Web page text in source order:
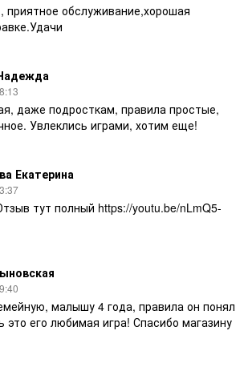
приятное обслуживание,хорошая
даже подросткам, правила простые,
Увлеклись играми, хотим еще!
Екатерина
тут полный https://youtu.be/nLmQ5-
малышу 4 года, правила он понял
это его любимая игра! Спасибо магазину